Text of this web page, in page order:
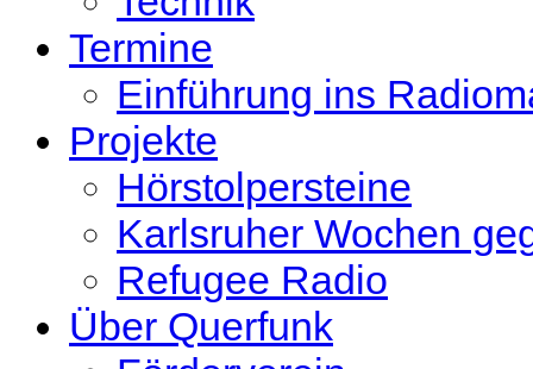
Termine
Einführung ins
Projekte
Hörstolpersteine
Karlsruher Wochen
Refugee Radio
Über Querfunk